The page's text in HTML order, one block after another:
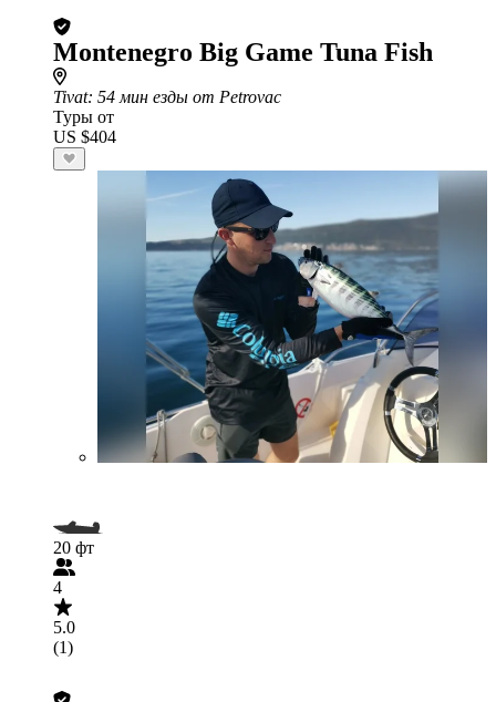
Montenegro Big Game Tuna Fish
Tivat: 54 мин езды от Petrovac
Туры от
US $404
20 фт
4
5.0
(1)